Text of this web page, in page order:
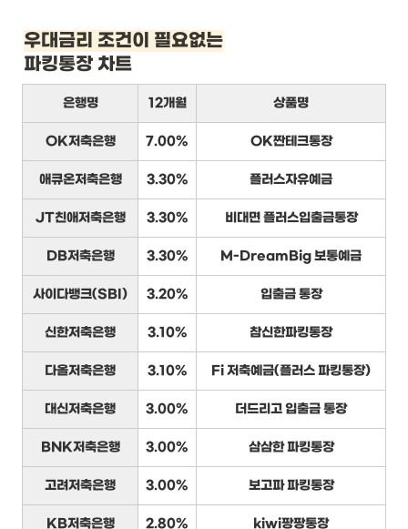
우대금리 조건이 필요없는
파킹통장 차트
은행명 12개월 상품명
OK저축은행 7.00% OK짠테크통장
애큐온저축은행 3.30% 플러스자유예금
JT친애저축은행 3.30% 비대면 플러스입출금통장
DB저축은행 3.30% M-DreamBig 보통예금
사이다뱅크(SBI) 3.20% 입출금 통장
신한저축은행 3.10% 참신한파킹통장
다올저축은행 3.10% Fi 저축예금(플러스 파킹통장)
대신저축은행 3.00% 더드리고 입출금 통장
BNK저축은행 3.00% 삼삼한 파킹통장
고려저축은행 3.00% 보고파 파킹통장
KB저축은행 2.80% kiwi팡팡통장